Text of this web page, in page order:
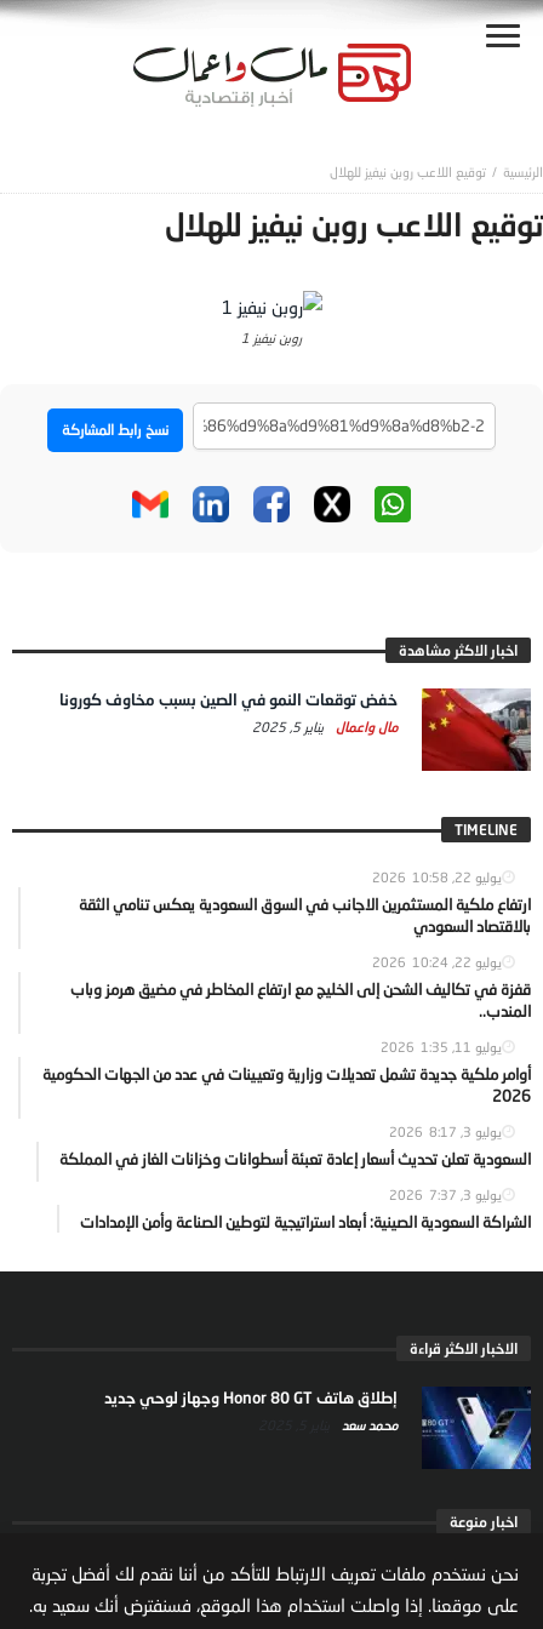
توقيع اللاعب روبن نيفيز للهلال
توقيع اللاعب روبن نيفيز للهلال
روبن نيفيز 1
نسخ رابط المشاركة
اخبار الاكثر مشاهدة
خفض توقعات النمو في الصين بسبب مخاوف كورونا
مال واعمال يناير 5, 2025
TIMELINE
يوليو 22, 2026 10:58
ارتفاع ملكية المستثمرين الاجانب في السوق السعودية يعكس تنامي الثقة
بالاقتصاد السعودي
يوليو 22, 2026 10:24
قفزة في تكاليف الشحن إلى الخليج مع ارتفاع المخاطر في مضيق هرمز وباب
المندب..
يوليو 11, 2026 1:35
أوامر ملكية جديدة تشمل تعديلات وزارية وتعيينات في عدد من الجهات الحكومية
2026
يوليو 3, 2026 8:17
السعودية تعلن تحديث أسعار إعادة تعبئة أسطوانات وخزانات الغاز في المملكة
يوليو 3, 2026 7:37
الشراكة السعودية الصينية: أبعاد استراتيجية لتوطين الصناعة وأمن الإمدادات
الاخبار الاكثر قراءة
إطلاق هاتف Honor 80 GT وجهاز لوحي جديد
محمد سعد
اخبار منوعة
ارتفاع ملكية المستثمرين الاجانب في السوق السعودية
مال واعمال
نحن نستخدم ملفات تعريف الارتباط للتأكد من أننا نقدم لك أفضل تجربة
على موقعنا. إذا واصلت استخدام هذا الموقع، فسنفترض أنك سعيد به.